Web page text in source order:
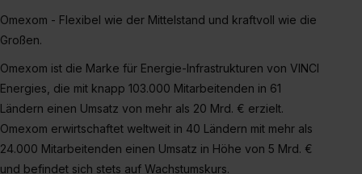
Omexom - Flexibel wie der Mittelstand und kraftvoll wie die
Großen.
Omexom ist die Marke für Energie-Infrastrukturen von VINCI
Energies, die mit knapp 103.000 Mitarbeitenden in 61
Ländern einen Umsatz von mehr als 20 Mrd. € erzielt.
Omexom erwirtschaftet weltweit in 40 Ländern mit mehr als
24.000 Mitarbeitenden einen Umsatz in Höhe von 5 Mrd. €
und befindet sich stets auf Wachstumskurs.